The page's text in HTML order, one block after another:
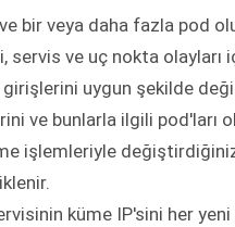
bir veya daha fazla pod
servis ve uç nokta olayları
girişlerini uygun şekilde
ve bunlarla ilgili pod'ları
işlemleriyle
küme IP'sini her